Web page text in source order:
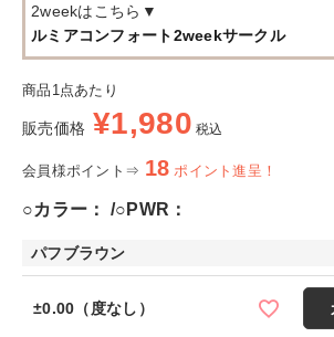
2weekはこちら▼
ルミアコンフォート2weekサークル
商品1点あたり
販売価格 ¥1,980 税込
会員様ポイント⇒ 18 ポイント進呈！
○カラー： ○PWR：
パフブラウン
±0.00（度なし）